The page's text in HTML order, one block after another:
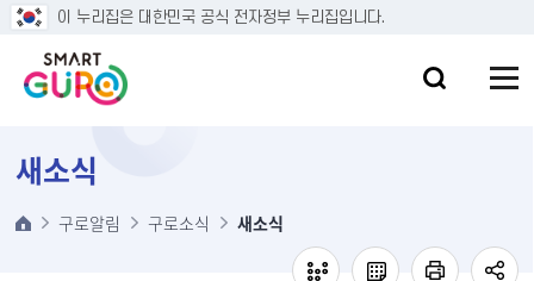
본문 바로가기
이 누리집은 대한민국 공식 전자정부 누리집입니다.
새소식
구로알림 구로소식 새소식